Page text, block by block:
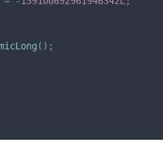
( ) ;